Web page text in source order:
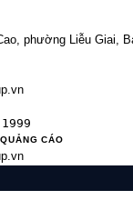
phường Liễu Giai,
CÁO